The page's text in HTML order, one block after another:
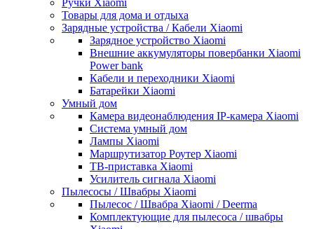
Ручки Xiaomi
Товары для дома и отдыха
Зарядные устройства / Кабели Xiaomi
Зарядное устройство Xiaomi
Внешние аккумуляторы повербанки Xiaomi
Power bank
Кабели и переходники Xiaomi
Батарейки Xiaomi
Умный дом
Камера видеонаблюдения IP-камера Xiaomi
Система умный дом
Лампы Xiaomi
Маршрутизатор Роутер Xiaomi
ТВ-приставка Xiaomi
Усилитель сигнала Xiaomi
Пылесосы / Швабры Xiaomi
Пылесос / Швабра Xiaomi / Deerma
Комплектующие для пылесоса / швабры